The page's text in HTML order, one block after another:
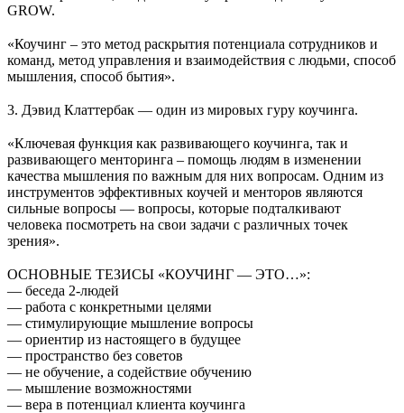
GROW.
«Коучинг – это метод раскрытия потенциала сотрудников и
команд, метод управления и взаимодействия с людьми, способ
мышления, способ бытия».
3. Дэвид Клаттербак — один из мировых гуру коучинга.
«Ключевая функция как развивающего коучинга, так и
развивающего менторинга – помощь людям в изменении
качества мышления по важным для них вопросам. Одним из
инструментов эффективных коучей и менторов являются
сильные вопросы — вопросы, которые подталкивают
человека посмотреть на свои задачи с различных точек
зрения».
ОСНОВНЫЕ ТЕЗИСЫ «КОУЧИНГ — ЭТО…»:
— беседа 2-людей
— работа с конкретными целями
— стимулирующие мышление вопросы
— ориентир из настоящего в будущее
— пространство без советов
— не обучение, а содействие обучению
— мышление возможностями
— вера в потенциал клиента коучинга